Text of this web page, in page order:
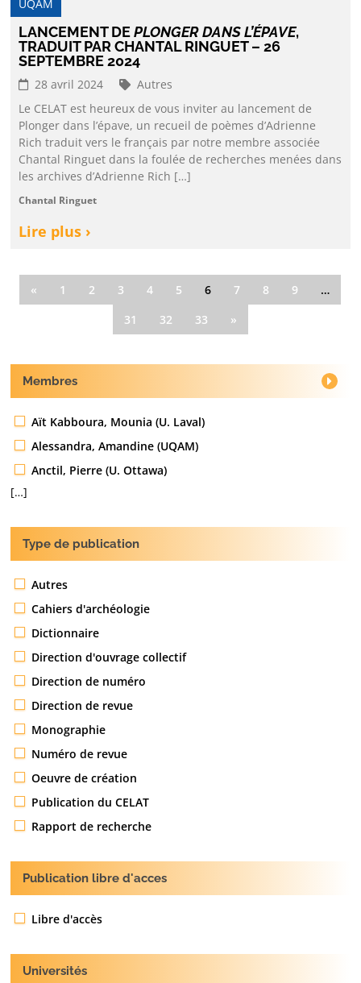
UQAM
LANCEMENT DEPLONGER DANS L’ÉPAVE,
TRADUIT PAR CHANTAL RINGUET – 26
SEPTEMBRE 2024
28 avril 2024
Autres
Le CELAT est heureux de vous inviter au lancement de
Plonger dans l’épave, un recueil de poèmes d’Adrienne
Rich traduit vers le français par notre membre associée
Chantal Ringuet dans la foulée de recherches menées dans
les archives d’Adrienne Rich […]
Chantal Ringuet
Lire plus ›
« 1 2 3 4 5 6 7 8 9
…
31
32 33 »
Membres
Aït Kabboura, Mounia (U. Laval)
Alessandra, Amandine (UQAM)
Anctil, Pierre (U. Ottawa)
[…]
Type de publication
Autres
Cahiers d'archéologie
Dictionnaire
Direction d'ouvrage collectif
Direction de numéro
Direction de revue
Monographie
Numéro de revue
Oeuvre de création
Publication du CELAT
Rapport de recherche
Publication libre d'acces
Libre d'accès
Universités